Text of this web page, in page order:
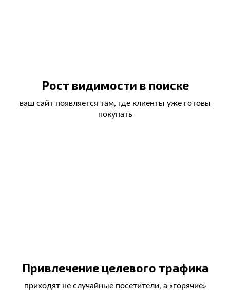
Рост видимости в поиске
ваш сайт появляется там, где клиенты уже готовы
покупать
Привлечение целевого трафика
приходят не случайные посетители, а «горячие»